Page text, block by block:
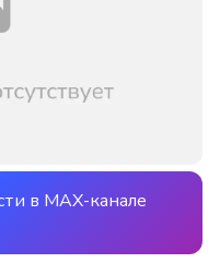
в MAX-канале